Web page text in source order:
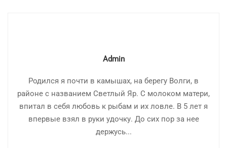
Admin
Родился я почти в камышах, на берегу Волги, в
районе с названием Светлый Яр. С молоком матери,
впитал в себя любовь к рыбам и их ловле. В 5 лет я
впервые взял в руки удочку. До сих пор за нее
держусь...